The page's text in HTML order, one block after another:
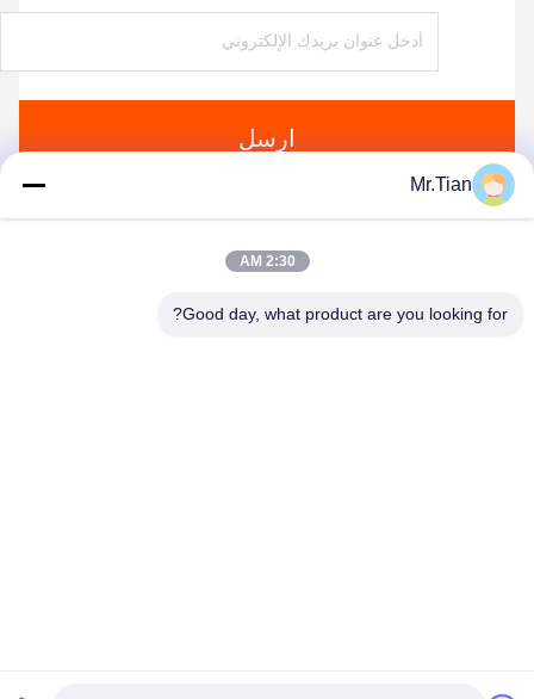
ارسل
(GuangDong)Foshan Winsco Metal Products
Mr.Tian
2:30 AM
Good day, what product are you looking for?